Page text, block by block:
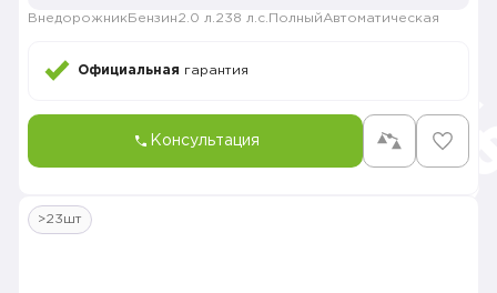
Внедорожник Бензин2.0 л. 238 л.с. ПолныйАвтоматическая
Официальная гарантия
Консультация
>23шт